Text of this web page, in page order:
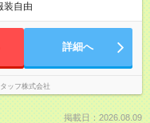
装自由
詳細へ
ッフ株式会社
掲載日：2026.08.09